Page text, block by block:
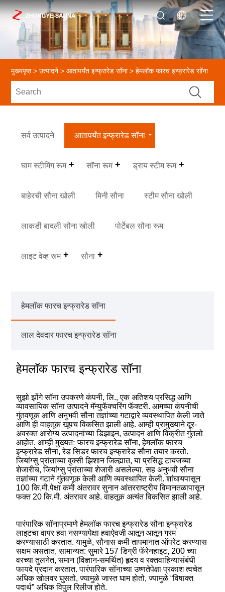
मुख्यपृष्ठ > उत्पादने >आतापर्यंत इन्फ्रारेड सॉना> हेमलॉक फारच इन्फ्रारेड सॉना
सर्व उत्पादने आतापर्यंत इन्फ्रारेड सॉना
घाम स्टीमिंग रूम सॉना रूम ड्राय स्टीम रूम
बाहेरची सौना खोली मिनी सौना स्टीम सौना खोली
लाकडी बादली सौना खोली पोर्टेबल सौना रूम
लाइट वेव्ह रूम सौना
हेमलॉक फारच इन्फ्रारेड सॉना
लाल देवदार फारच इन्फ्रारेड सॉना
हेमलॉक फारच इन्फ्रारेड सॉना
सुझो झोंगे सॉना उपकरणे कंपनी, लि., एक अतिशय प्रसिद्ध आणि
व्यावसायिक सॉना उत्पादने मॅन्युफॅक्चरिंग फॅक्टरी. आमच्या कंपनीची
गुंतवणूक आणि अनुभवी सौना तज्ञांच्या गटाद्वारे व्यवस्थापित केली जाते
आणि ही वाहतूक खूपच विकसित झाली आहे. आम्ही प्रामुख्याने दूर-
अवरक्त आरोग्य उत्पादनांच्या डिझाइन, उत्पादन आणि विक्रीत गुंतलो
आहोत. आम्ही मुख्यतः फारच इन्फ्रारेड सॉना, हेमलॉक फारच
इन्फ्रारेड सौना, रेड सिडर फारच इन्फ्रारेड सौना तयार करतो.
जियांग्सु प्रांताच्या वुक्सी झिशान जिल्ह्यात, या प्रसिद्ध टायजच्या
शेजारीच, जियांग्सु प्रांताच्या शेजारी असलेल्या, सह अनुभवी सौना
तज्ञांच्या गटाने गुंतवणूक केली आणि व्यवस्थापित केली. शांघायपासून
100 कि.मी.पेक्षा कमी अंतरावर सुनान आंतरराष्ट्रीय विमानतळापासून
फक्त 20 कि.मी. अंतरावर आहे. वाहतूक अत्यंत विकसित झाली आहे.
पारंपारिक सॉनाप्रमाणे हेमलॉक फारच इन्फ्रारेड सौना इन्फ्रारेड
लाइटचा वापर हवा नसण्यापेक्षा हवाऐवजी आतून आतून गरम
करण्यासाठी करतात. यामुळे, सौनास कमी तापमानात ऑपरेट करण्यास
सक्षम असतात, सामान्यत: सुमारे 157 डिग्री फॅरेनहाइट, 200 च्या
वरच्या तुलनेत, समान (विज्ञान-समर्थित) हृदय व रक्तवाहिन्यासंबंधी
फायदे प्रदान करतात. पारंपारिक सॉनाच्या उष्णतेपेक्षा प्रकाश त्वचेत
अधिक खोलवर घुसतो, ज्यामुळे जास्त घाम होतो, ज्यामुळे “विषाक्त
पदार्थ” अधिक विपुल रिलीज होते.